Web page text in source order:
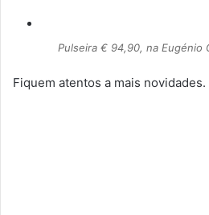
Pulseira € 94,90, na Eugénio
Fiquem atentos a mais novidades.